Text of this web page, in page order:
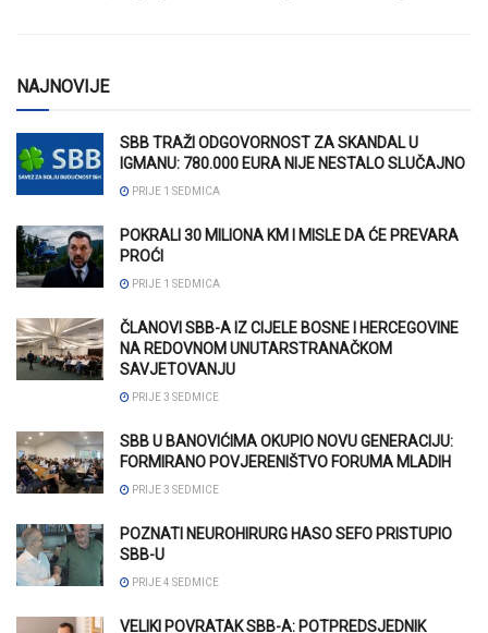
NAJNOVIJE
SBB TRAŽI ODGOVORNOST ZA SKANDAL U
IGMANU: 780.000 EURA NIJE NESTALO SLUČAJNO
PRIJE 1 SEDMICA
POKRALI 30 MILIONA KM I MISLE DA ĆE PREVARA
PROĆI
PRIJE 1 SEDMICA
ČLANOVI SBB-A IZ CIJELE BOSNE I HERCEGOVINE
NA REDOVNOM UNUTARSTRANAČKOM
SAVJETOVANJU
PRIJE 3 SEDMICE
SBB U BANOVIĆIMA OKUPIO NOVU GENERACIJU:
FORMIRANO POVJERENIŠTVO FORUMA MLADIH
PRIJE 3 SEDMICE
POZNATI NEUROHIRURG HASO SEFO PRISTUPIO
SBB-U
PRIJE 4 SEDMICE
VELIKI POVRATAK SBB-A: POTPREDSJEDNIK